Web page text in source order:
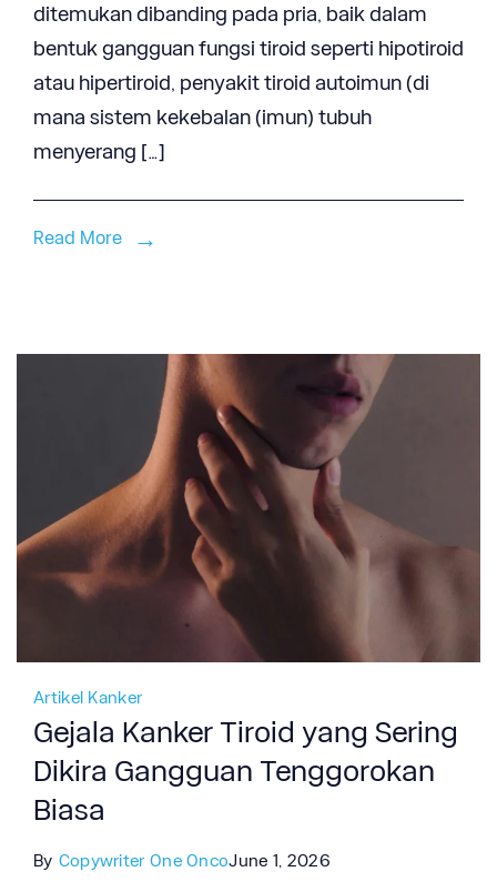
ditemukan dibanding pada pria, baik dalam
bentuk gangguan fungsi tiroid seperti hipotiroid
atau hipertiroid, penyakit tiroid autoimun (di
mana sistem kekebalan (imun) tubuh
menyerang […]
Read More
Artikel Kanker
Gejala Kanker Tiroid yang Sering
Dikira Gangguan Tenggorokan
Biasa
By Copywriter One OncoJune 1, 2026